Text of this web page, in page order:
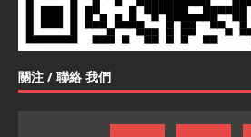
關注 / 聯絡 我們